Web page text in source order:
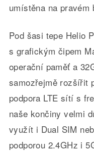
umístěna na pravém
Pod šasi tepe Helio
s grafickým čipem
operační paměť a
samozřejmě rozšířit
podpora LTE sítí s
naše končiny velmi
využít i Dual SIM
podporou 2.4GHz i